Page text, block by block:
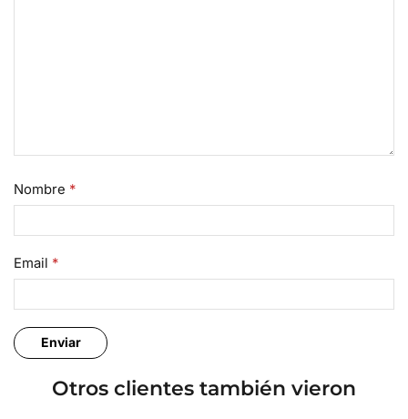
Nombre *
Email *
Otros clientes también vieron